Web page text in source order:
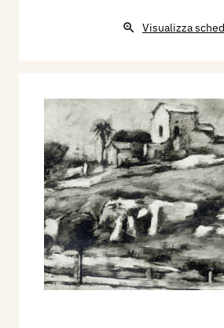
Visualizza